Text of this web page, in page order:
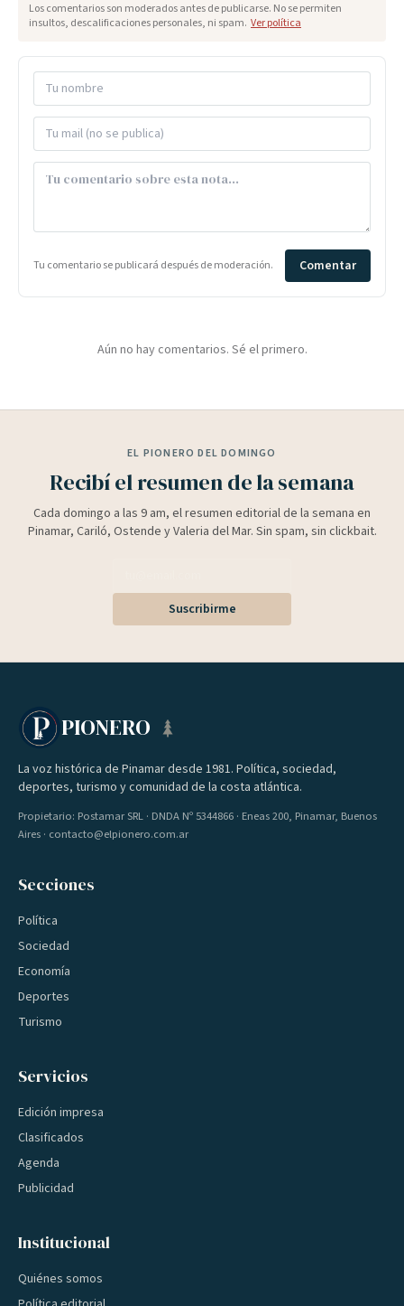
Los comentarios son moderados antes de publicarse. No se permiten
insultos, descalificaciones personales, ni spam. Ver política
Tu comentario se publicará después de moderación. Comentar
Aún no hay comentarios. Sé el primero.
EL PIONERO DEL DOMINGO
Recibí el resumen de la semana
Cada domingo a las 9 am, el resumen editorial de la semana en
Pinamar, Cariló, Ostende y Valeria del Mar. Sin spam, sin clickbait.
Suscribirme
PIONERO
La voz histórica de Pinamar desde 1981. Política, sociedad,
deportes, turismo y comunidad de la costa atlántica.
Propietario: Postamar SRL · DNDA Nº 5344866 · Eneas 200, Pinamar, Buenos
Aires · contacto@elpionero.com.ar
Secciones
Política
Sociedad
Economía
Deportes
Turismo
Servicios
Edición impresa
Clasificados
Agenda
Publicidad
Institucional
Quiénes somos